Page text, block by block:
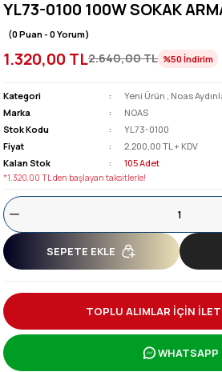
YL73-0100 100W SOKAK
(0 Puan - 0 Yorum)
1.320,00 TL2.640,00 TL %50İndirim
Kategori Yeni Ürün Noas
Marka
NOAS
Stok Kodu
YL73-0100
Fiyat
2.200,00 TL + KDV
Kalan Stok
105 Adet
*1.320,00 TL den başlayan taksitlerle!
SEPETE EKLE
TOPLU ALIMLAR İÇİN
WHATSAPP